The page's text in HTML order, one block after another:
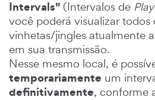
Intervals" (Intervalos de
você poderá visualizar todos
vinhetas/jingles atualmente
em sua transmissão.
Nesse mesmo local, é
temporariamente um
definitivamente, conforme